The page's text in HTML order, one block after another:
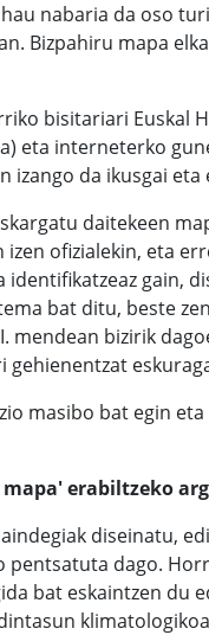
hau nabaria da oso
Bizpahiru mapa
bisitariari Euskal
eta interneterko
izango da ikusgai
daitekeen
ofizialekin, eta
identifikatzeaz gain,
bat ditu, beste
mendean bizirik
gehienentzat
masibo bat egin
erabiltzeko
diseinatu,
pentsatuta dago.
bat eskaintzen du